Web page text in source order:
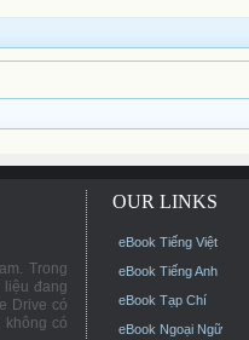
Trong
đang
Drive có
có
OUR LINKS
eBook Tiếng Việt
eBook Tiếng Anh
eBook Tạp Chí
eBook Ngoại Ngữ